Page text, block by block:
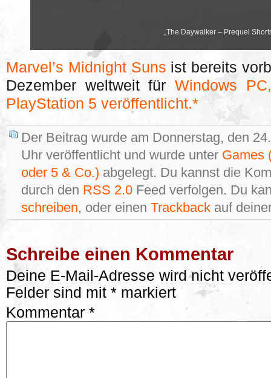
„The Daywalker – Prequel
Marvel’s Midnight Suns ist bereits
Dezember weltweit für Windows
PlayStation 5 veröffentlicht.*
Der Beitrag wurde am Donnerstag, den
Uhr veröffentlicht und wurde unter Games
oder 5 & Co.) abgelegt. Du kannst die
durch den RSS 2.0 Feed verfolgen. Du
schreiben, oder einen Trackback auf
Schreibe einen Kommentar
Deine E-Mail-Adresse wird nicht
Felder sind mit * markiert
Kommentar *